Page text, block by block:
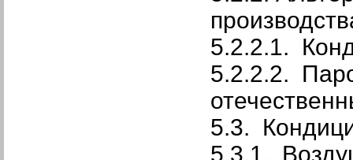
5.2.2.1.
5.2.2.2.
5.3.
5.3.1.